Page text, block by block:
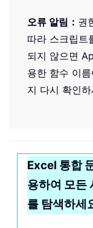
오류 알림： 권
따라 스크립트
되지 않으면
용한 함수 이름
지 다시 확인하
Excel 통합
용하여 모든
를 탐색하세